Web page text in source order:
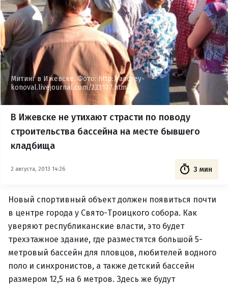
Митинг в Ижевске. Фото: http://andrey-
konoval.livejournal.com/233177.html
В Ижевске не утихают страсти по поводу
строительства бассейна на месте бывшего
кладбища
2 августа, 2013 14:26 3 мин
Новый спортивный объект должен появиться почти
в центре города у Свято-Троицкого собора. Как
уверяют республиканские власти, это будет
трехэтажное здание, где разместятся большой 5-
метровый бассейн для пловцов, любителей водного
поло и синхронистов, а также детский бассейн
размером 12,5 на 6 метров. Здесь же будут